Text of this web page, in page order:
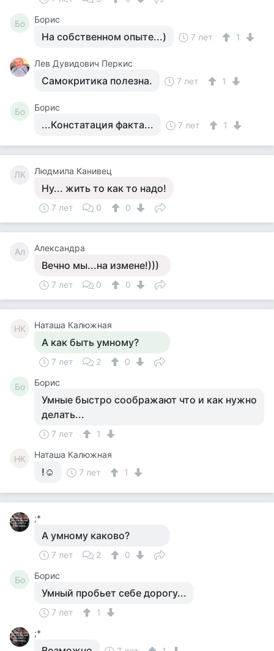
Бо Борис
На собственном опыте...) 7 лет 1
Лев Дувидович Перкис
Самокритика полезна. 7 лет 1
Бо Борис
...Констатация факта... 7 лет 1
ЛК Людмила Канивец
Ну... жить то как то надо!
7 лет 0 0
Ал Александра
Вечно мы...на измене!)))
7 лет 0 0
НК Наташа Калюжная
А как быть умному?
7 лет 2 0
Бо Борис
Умные быстро соображают что и как нужно
делать...
7 лет 1
НК Наташа Калюжная
!☺ 7 лет 1
;*
А умному каково?
7 лет 2 0
Бо Борис
Умный пробьет себе дорогу...
7 лет
1
;*